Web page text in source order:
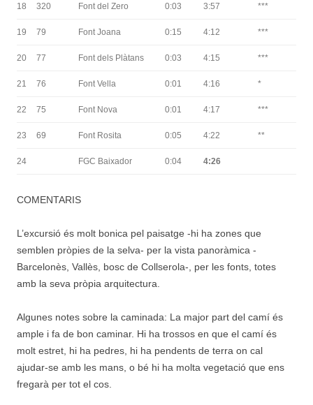
18 320 Font del Zero 0:03 3:57 ***
19 79 Font Joana 0:15 4:12 ***
20 77 Font dels Plàtans 0:03 4:15 ***
21 76 Font Vella 0:01 4:16 *
22 75 Font Nova 0:01 4:17 ***
23 69 Font Rosita 0:05 4:22 **
24 FGC Baixador 0:04 4:26
COMENTARIS
L’excursió és molt bonica pel paisatge -hi ha zones que
semblen pròpies de la selva- per la vista panoràmica -
Barcelonès, Vallès, bosc de Collserola-, per les fonts, totes
amb la seva pròpia arquitectura.
Algunes notes sobre la caminada: La major part del camí és
ample i fa de bon caminar. Hi ha trossos en que el camí és
molt estret, hi ha pedres, hi ha pendents de terra on cal
ajudar-se amb les mans, o bé hi ha molta vegetació que ens
fregarà per tot el cos.